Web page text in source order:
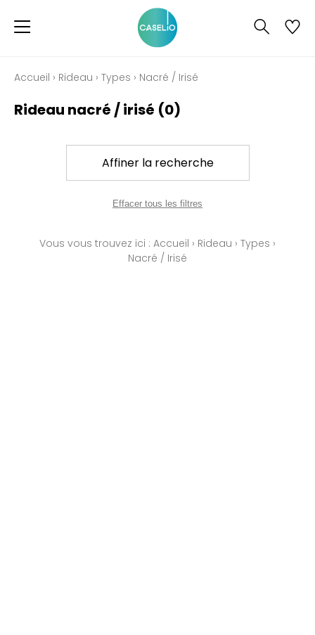
Accueil › Rideau › Types › Nacré / Irisé
Rideau nacré / irisé (0)
Affiner la recherche
Effacer tous les filtres
Vous vous trouvez ici : Accueil › Rideau › Types ›
Nacré / Irisé